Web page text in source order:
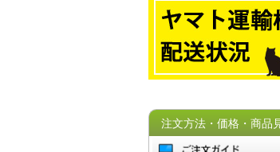
注文方法・価格・商品